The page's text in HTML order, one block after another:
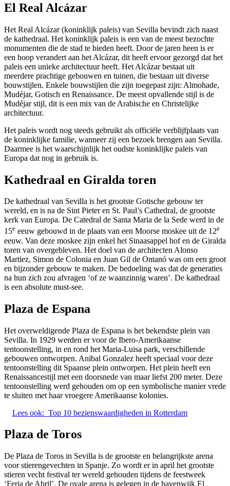
El Real Alcázar
Het Real Alcázar (koninklijk paleis) van Sevilla bevindt zich naast
de kathedraal. Het koninklijk paleis is een van de meest bezochte
monumenten die de stad te bieden heeft. Door de jaren heen is er
een hoop verandert aan het Alcázar, dit heeft ervoor gezorgd dat het
paleis een unieke architectuur heeft. Het Alcázar bestaat uit
meerdere prachtige gebouwen en tuinen, die bestaan uit diverse
bouwstijlen. Enkele bouwstijlen die zijn toegepast zijn: Almohade,
Mudéjar, Gotisch en Renaissance. De meest opvallende stijl is de
Mudéjar stijl, dit is een mix van de Arabische en Christelijke
architectuur.
Het paleis wordt nog steeds gebruikt als officiële verblijfplaats van
de koninklijke familie, wanneer zij een bezoek brengen aan Sevilla.
Daarmee is het waarschijnlijk het oudste koninklijke paleis van
Europa dat nog in gebruik is.
Kathedraal en Giralda toren
De kathedraal van Sevilla is het grootste Gotische gebouw ter
wereld, en is na de Sint Pieter en St. Paul’s Cathedral, de grootste
kerk van Europa. De Catedral de Santa Maria de la Sede werd in de
15e eeuw gebouwd in de plaats van een Moorse moskee uit de 12e
eeuw. Van deze moskee zijn enkel het Sinaasappel hof en de Giralda
toren van overgebleven. Het doel van de architecten Alonso
Martiez, Simon de Colonia en Juan Gil de Ontanó was om een groot
en bijzonder gebouw te maken. De bedoeling was dat de generaties
na hun zich zou afvragen ‘of ze waanzinnig waren’. De kathedraal
is een absolute must-see.
Plaza de Espana
Het overweldigende Plaza de Espana is het bekendste plein van
Sevilla. In 1929 werden er voor de Ibero-Amerikaanse
tentoonstelling, in en rond het Maria-Luisa park, verschillende
gebouwen ontworpen. Anibal Gonzalez heeft speciaal voor deze
tentoonstelling dit Spaanse plein ontworpen. Het plein heeft een
Renaissancestijl met een doorsnede van maar liefst 200 meter. Deze
tentoonstelling werd gehouden om op een symbolische manier vrede
te sluiten met haar vroegere Amerikaanse kolonies.
Lees ook: Top 10 bezienswaardigheden in Rotterdam
Plaza de Toros
De Plaza de Toros in Sevilla is de grootste en belangrijkste arena
voor stierengevechten in Spanje. Zo wordt er in april het grootste
stieren vecht festival ter wereld gehouden tijdens de feestweek
‘Feria de Abril’. De ovale arena is gelegen in de havenwijk El